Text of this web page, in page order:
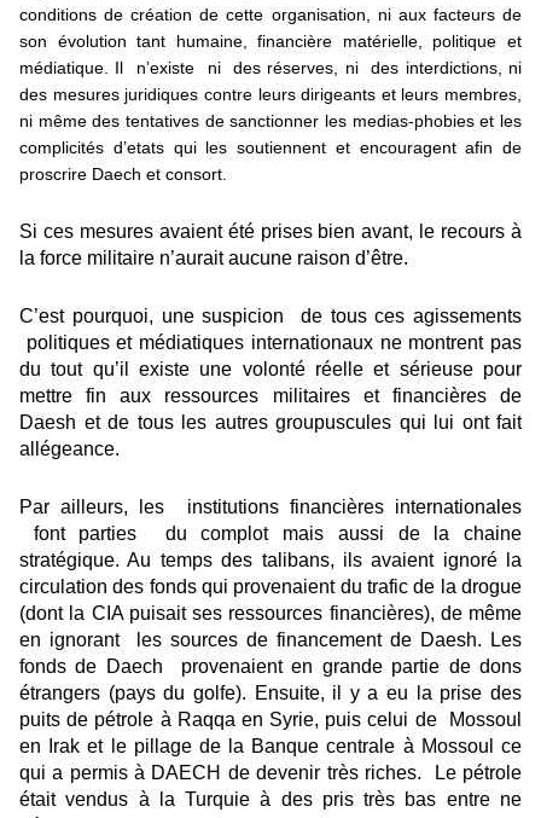
conditions de création de cette organisation, ni aux facteurs de
son évolution tant humaine, financière matérielle, politique et
médiatique. Il n’existe ni des réserves, ni des interdictions, ni
des mesures juridiques contre leurs dirigeants et leurs membres,
ni même des tentatives de sanctionner les medias-phobies et les
complicités d’etats qui les soutiennent et encouragent afin de
proscrire Daech et consort.
Si ces mesures avaient été prises bien avant, le recours à
la force militaire n’aurait aucune raison d’être.
C’est pourquoi, une suspicion de tous ces agissements
politiques et médiatiques internationaux ne montrent pas
du tout qu’il existe une volonté réelle et sérieuse pour
mettre fin aux ressources militaires et financières de
Daesh et de tous les autres groupuscules qui lui ont fait
allégeance.
Par ailleurs, les institutions financières internationales
font parties du complot mais aussi de la chaine
stratégique. Au temps des talibans, ils avaient ignoré la
circulation des fonds qui provenaient du trafic de la drogue
(dont la CIA puisait ses ressources financières), de même
en ignorant les sources de financement de Daesh. Les
fonds de Daech provenaient en grande partie de dons
étrangers (pays du golfe). Ensuite, il y a eu la prise des
puits de pétrole à Raqqa en Syrie, puis celui de Mossoul
en Irak et le pillage de la Banque centrale à Mossoul ce
qui a permis à DAECH de devenir très riches. Le pétrole
était vendus à la Turquie à des pris très bas entre ne